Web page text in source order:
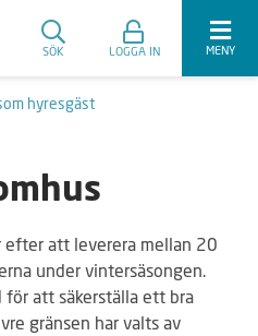
SÖK LOGGA IN MENY
hyresgäst
efter att leverera mellan 20
under vintersäsongen.
för att säkerställa ett bra
gränsen har valts av